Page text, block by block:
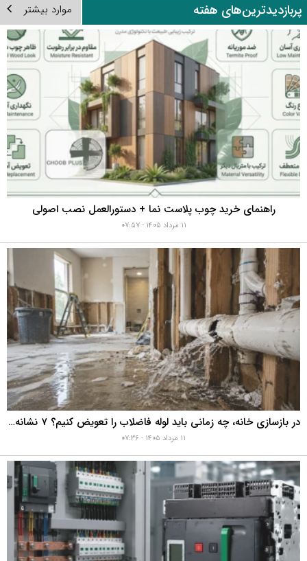
هفته موارد بیشتر
راهنمای خرید چوب پلاست نما + دستورالعمل نصب اصولی
در بازسازی خانه، چه زمانی باید لوله فاضلاب را تعویض کنیم؟ ۷ نشانه‌ای که نباید نادیده بگیرید